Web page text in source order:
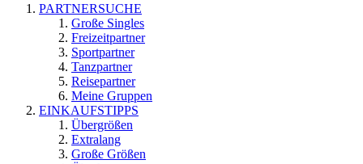
PARTNERSUCHE
Große Singles
Freizeitpartner
Sportpartner
Tanzpartner
Reisepartner
Meine Gruppen
EINKAUFSTIPPS
Übergrößen
Extralang
Große Größen